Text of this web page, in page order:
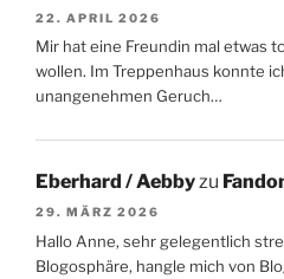
22. APRIL 2026
Mir hat eine Freundin mal etwas
wollen. Im Treppenhaus konnte
unangenehmen Geruch…
Eberhard / Aebbyzu
29. MÄRZ 2026
Hallo Anne, sehr gelegentlich
Blogosphäre, hangle mich von